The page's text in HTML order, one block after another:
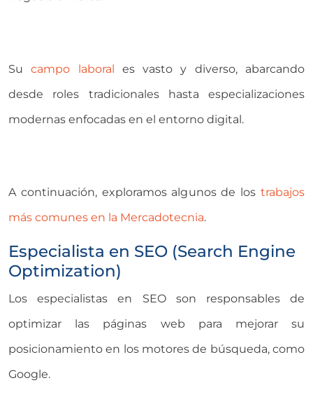
Sucampo laboral
es vasto y diverso, abarcando
desde roles tradicionales hasta especializaciones
modernas enfocadas en el entorno digital.
A continuación, exploramos algunos de los trabajos
más comunes en la Mercadotecnia.
Especialista en SEO (Search Engine
Optimization)
Los especialistas en SEO son responsables de
optimizar las páginas web para mejorar su
posicionamiento en los motores de búsqueda, como
Google.